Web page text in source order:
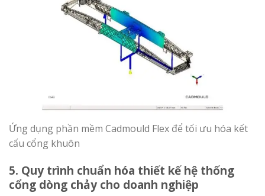
Ứng dụng phần mềm Cadmould Flex để tối ưu hóa kết
cấu cổng khuôn
5. Quy trình chuẩn hóa thiết kế hệ thống
cổng dòng chảy cho doanh nghiệp